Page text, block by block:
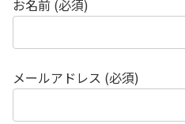
お名前 (必須)
メールアドレス (必須)